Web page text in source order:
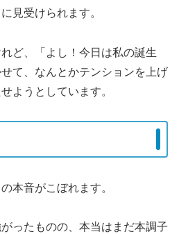
見受けられます。
ど、「よし！今日は私の誕生
て、なんとかテンションを上げ
ようとしています。
本音がこぼれます。
ったものの、本当はまだ本調子